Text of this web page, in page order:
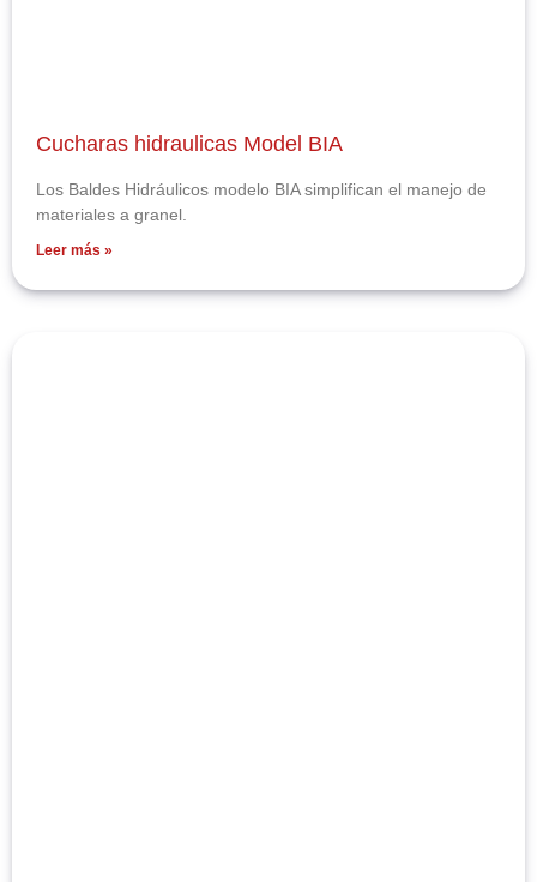
Cucharas hidraulicas Model BIA
Los Baldes Hidráulicos modelo BIA simplifican el manejo de
materiales a granel.
Leer más »